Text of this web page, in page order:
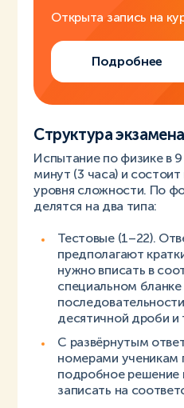
Открыта запись на
Подробнее
Структура экзамена
Испытание по физике в
минут (3 часа) и
уровня сложности. По
делятся на два типа:
Тестовые (1–22).
предполагают
нужно вписать в
специальном
десятичной дроби и
С развёрнутым
номерами ученикам
подробное решение
записать на